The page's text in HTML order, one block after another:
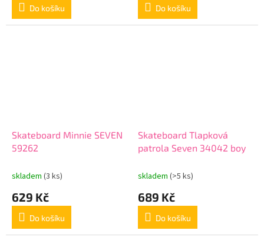
Do košíku Do košíku
Skateboard Minnie SEVEN
59262
skladem (3 ks)
629 Kč
Do košíku
Skateboard Tlapková
patrola Seven 34042 boy
skladem (>5 ks)
689 Kč
Do košíku